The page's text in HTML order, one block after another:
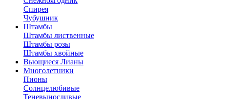
Спирея
Чубушник
Штамбы
Штамбы лиственные
Штамбы розы
Штамбы хвойные
Вьющиеся Лианы
Многолетники
Пионы
Солнцелюбивые
Теневыносливые